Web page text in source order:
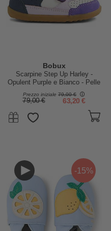
Bobux
Scarpine Step Up Harley -
Opulent Purple e Bianco - Pelle
Premium - Primi Passi
Prezzo iniziale 79,00 €
79,00 € 63,20 €
-15%